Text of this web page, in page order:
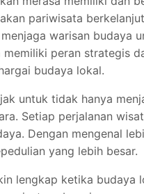
pariwisata
warisan budaya
peran strategis
budaya lokal.
untuk tidak hanya
Setiap perjalanan
Dengan mengenal
yang lebih besar.
lengkap ketika budaya